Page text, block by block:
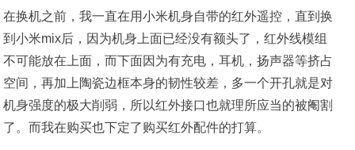
在换机之前，我一直在用小米机身自带的红外遥控，直到换
到小米mix后，因为机身上面已经没有额头了，红外线模组
不可能放在上面，而下面因为有充电，耳机，扬声器等挤占
空间，再加上陶瓷边框本身的韧性较差，多一个开孔就是对
机身强度的极大削弱，所以红外接口也就理所应当的被阉割
了。而我在购买也下定了购买红外配件的打算。